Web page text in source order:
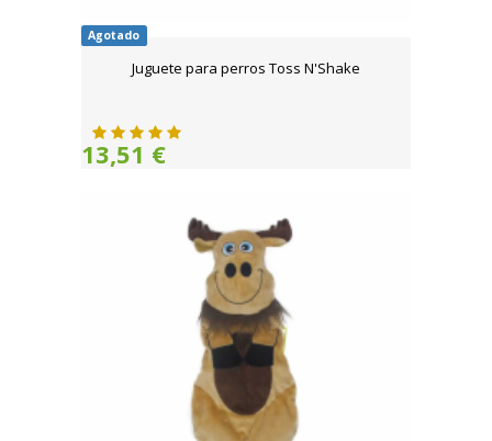
Agotado
Juguete para perros Toss N'Shake
13,51 €